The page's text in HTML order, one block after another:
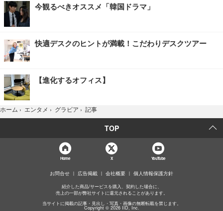
今観るべきオススメ「韓国ドラマ」
快適デスクのヒントが満載！こだわりデスクツアー
【進化するオフィス】
ホーム › エンタメ › グラビア › 記事
TOP
Home X YouTube
お問合せ 広告掲載 会社概要 個人情報保護方針
紹介した商品/サービスを購入、契約した場合に、
売上の一部が弊社サイトに還元されることがあります。
当サイトに掲載の記事・見出し・写真・画像の無断転載を禁じます。
Copyright © 2026 IID, Inc.